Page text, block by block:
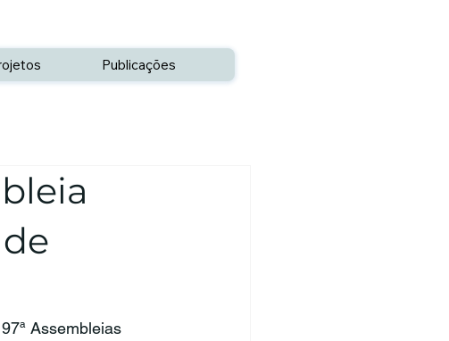
Publicações
Assembleias